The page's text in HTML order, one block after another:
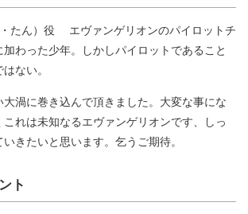
たん）役 エヴァンゲリオンのパイロットチ
わった少年。しかしパイロットであること
ない。
渦に巻き込んで頂きました。大変な事にな
これは未知なるエヴァンゲリオンです、しっ
きたいと思います。乞うご期待。
ト